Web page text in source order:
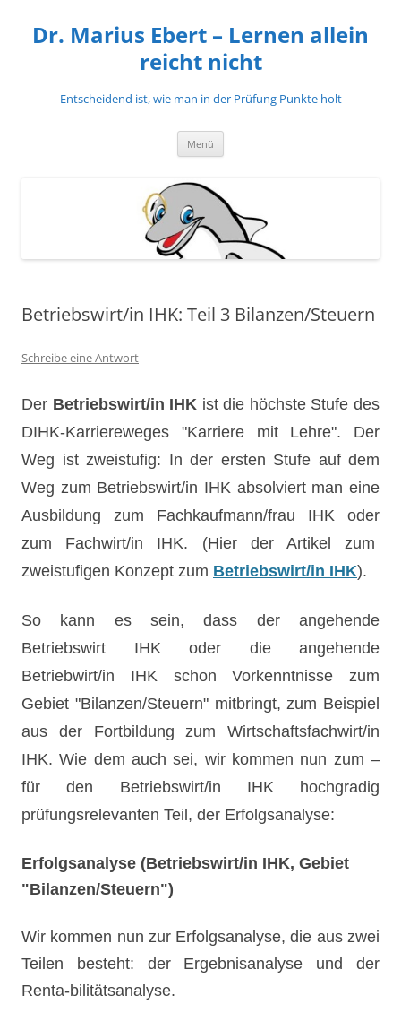
springen
Dr. Marius Ebert – Lernen allein
reicht nicht
Entscheidend ist, wie man in der Prüfung Punkte holt
Menü
Betriebswirt/in IHK: Teil 3 Bilanzen/Steuern
Schreibe eine Antwort
Der Betriebswirt/in IHK ist die höchste Stufe des
DIHK-Karriereweges "Karriere mit Lehre". Der
Weg ist zweistufig: In der ersten Stufe auf dem
Weg zum Betriebswirt/in IHK absolviert man eine
Ausbildung zum Fachkaufmann/frau IHK oder
zum Fachwirt/in IHK. (Hier der Artikel zum
zweistufigen Konzept zum Betriebswirt/in IHK).
So kann es sein, dass der angehende
Betriebswirt IHK oder die angehende
Betriebwirt/in IHK schonVorkenntnisse zum
Gebiet "Bilanzen/Steuern" mitbringt, zum Beispiel
aus der Fortbildung zum Wirtschaftsfachwirt/in
IHK. Wie dem auch sei, wir kommen nun zum –
für den Betriebswirt/in IHK hochgradig
prüfungsrelevanten Teil, der Erfolgsanalyse:
Erfolgsanalyse (Betriebswirt/in IHK, Gebiet
"Bilanzen/Steuern")
Wir kommen nun zur Erfolgsanalyse, die aus zwei
Teilen besteht: der Ergebnisanalyse und der
Renta-bilitätsanalyse.